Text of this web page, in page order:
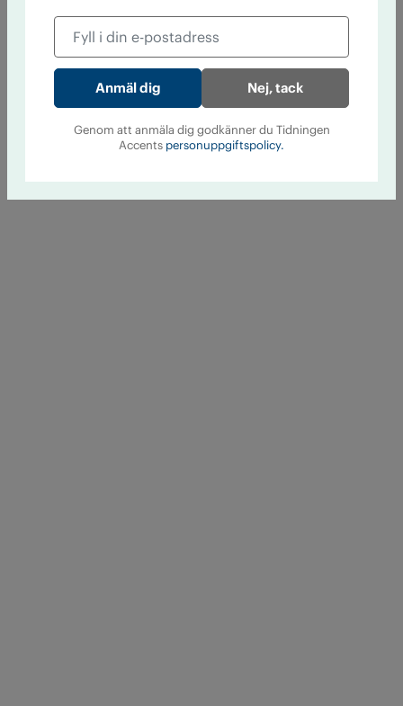
Nej, tack
Genom att anmäla dig godkänner du Tidningen
Accents personuppgiftspolicy.